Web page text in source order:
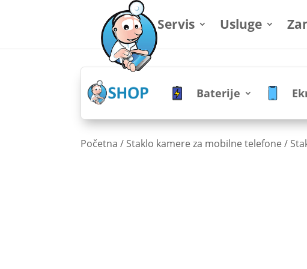
Servis Usluge
Baterije
Početna / Staklo kamere za mobilne telefone /